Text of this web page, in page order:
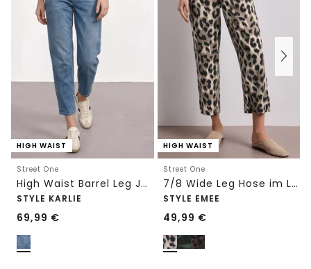
HIGH WAIST
Street One
High Waist Barrel Leg Jeans im Loose Fit
STYLE KARLIE
69,99 €
HIGH WAIST
Street One
7/8 Wide Leg Hose im Loose Fit mit Print
STYLE EMEE
49,99 €